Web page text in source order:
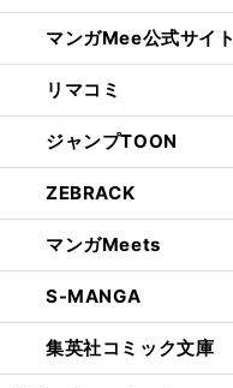
マンガMee公式サイト
リマコミ
ジャンプTOON
ZEBRACK
マンガMeets
S-MANGA
集英社コミック文庫